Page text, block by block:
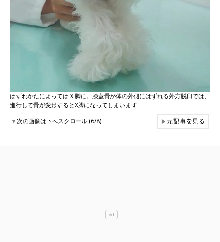
はずれかたによってはＸ脚に。膝蓋骨が体の外側にはずれる外方脱臼では、
進行して骨が変形するとX脚になってしまいます
▼次の画像は下へスクロール (6/8) ▶元記事を見る